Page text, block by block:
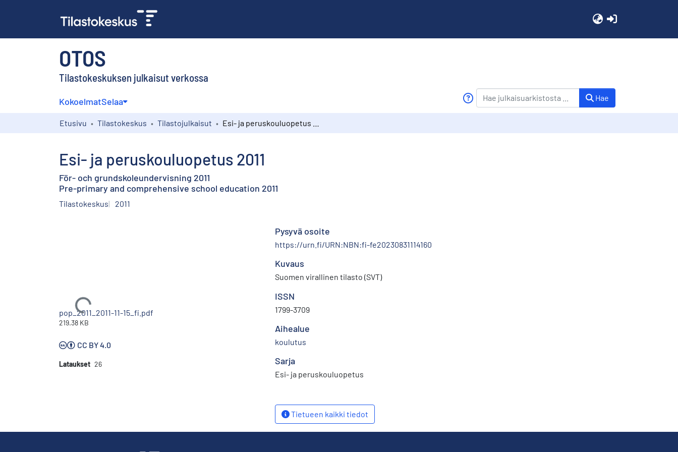
OTOS
Tilastokeskuksen julkaisut verkossa
KokoelmatSelaa Hae
Etusivu Tilastokeskus Tilastojulkaisut
Esi- ja peruskouluopetus 2011
För- och grundskoleundervisning 2011
Pre-primary and comprehensive school education 2011
Tilastokeskus 2011
Ladataan...
pop_2011_2011-11-15_fi.pdf
219.38 KB
CC BY 4.0
Lataukset 26
Pysyvä osoite
https://urn.fi/URN:NBN:fi-fe20230831114160
Kuvaus
Suomen virallinen tilasto (SVT)
ISSN
1799-3709
Aihealue
koulutus
Sarja
Esi- ja peruskouluopetus
Tietueen kaikki tiedot